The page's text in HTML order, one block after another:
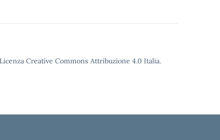
Creative Commons Attribuzione 4.0 Italia.